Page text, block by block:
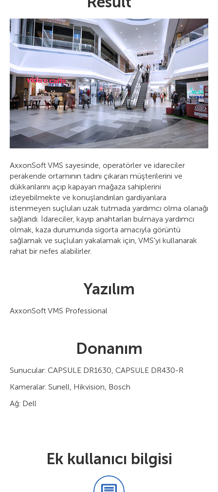
AxxonSoft VMS sayesinde, operatörler ve idareciler
perakende ortamının tadını çıkaran müşterilerini ve
dükkanlarını açıp kapayan mağaza sahiplerini
izleyebilmekte ve konuşlandırılan gardiyanlara
istenmeyen suçluları uzak tutmada yardımcı olma olanağı
sağlandı. İdareciler, kayıp anahtarları bulmaya yardımcı
olmak, kaza durumunda sigorta amacıyla görüntü
sağlamak ve suçluları yakalamak için, VMS'yi kullanarak
rahat bir nefes alabilirler.
Yazılım
AxxonSoft VMS Professional
Donanım
Sunucular: CAPSULE DR1630, CAPSULE DR430-R
Kameralar: Sunell, Hikvision, Bosch
Ağ: Dell
Ek kullanıcı bilgisi